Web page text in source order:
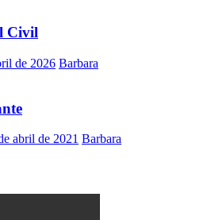
Civil
de 2026 Barbara
abril de 2021 Barbara